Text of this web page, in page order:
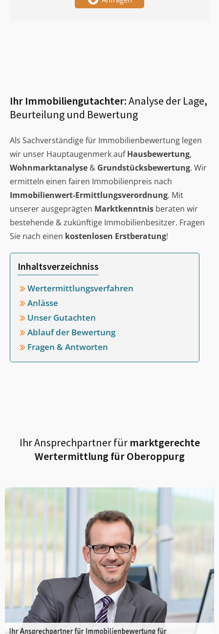
Ihr Immobiliengutachter:Analyse der Lage,
Beurteilung und Bewertung
Als Sachverständige für Immobilienbewertung legen
wir unser Hauptaugenmerk aufHausbewertung,
Wohnmarktanalyse & Grundstücksbewertung. Wir
ermitteln einen fairen Immobilienpreis nach
Immobilienwert-Ermittlungsverordnung. Mit
unserer ausgeprägten Marktkenntnis beraten wir
bestehende & zukünftige Immobilienbesitzer. Fragen
Sie nach einen kostenlosen Erstberatung!
Inhaltsverzeichniss
Wertermittlungsverfahren
Anlässe
Unser Gutachten
Ablauf der Bewertung
Fragen & Antworten
Ihr Ansprechpartner fürmarktgerechte
Wertermittlung fürOberoppurg